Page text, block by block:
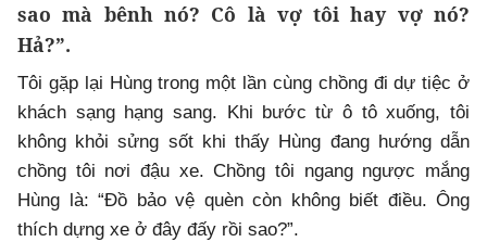
sao mà bênh nó? Cô là vợ tôi hay vợ nó?
Hả?”.
Tôi gặp lại Hùng trong một lần cùng chồng đi dự tiệc ở
khách sạng hạng sang. Khi bước từ ô tô xuống, tôi
không khỏi sửng sốt khi thấy Hùng đang hướng dẫn
chồng tôi nơi đậu xe. Chồng tôi ngang ngược mắng
Hùng là: “Đồ bảo vệ quèn còn không biết điều. Ông
thích dựng xe ở đây đấy rồi sao?”.